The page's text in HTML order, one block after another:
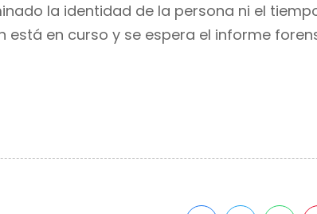
la identidad de la persona ni el
está en curso y se espera el informe